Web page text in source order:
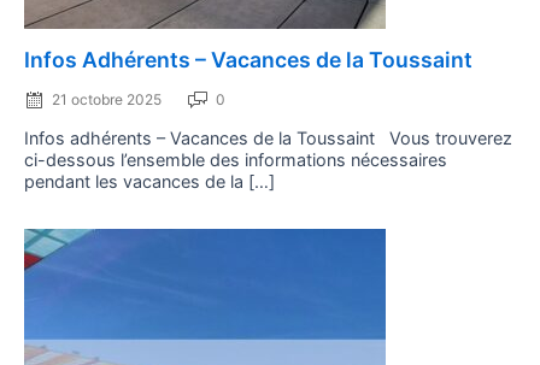
Infos Adhérents – Vacances de la Toussaint
on
21 octobre 2025 0
Infos adhérents – Vacances de la Toussaint Vous trouverez
ci-dessous l’ensemble des informations nécessaires
pendant les vacances de la […]